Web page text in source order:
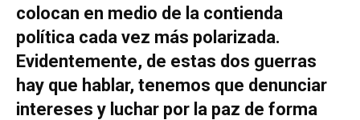
colocan en medio de la contienda
política cada vez más polarizada.
Evidentemente, de estas dos guerras
hay que hablar, tenemos que denunciar
intereses y luchar por la paz de forma